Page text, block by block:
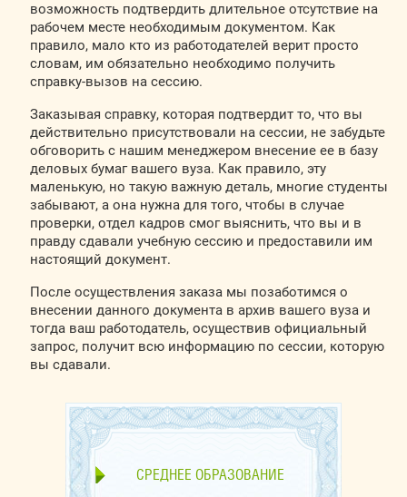
возможность подтвердить длительное отсутствие на
рабочем месте необходимым документом. Как
правило, мало кто из работодателей верит просто
словам, им обязательно необходимо получить
справку-вызов на сессию.
Заказывая справку, которая подтвердит то, что вы
действительно присутствовали на сессии, не забудьте
обговорить с нашим менеджером внесение ее в базу
деловых бумаг вашего вуза. Как правило, эту
маленькую, но такую важную деталь, многие студенты
забывают, а она нужна для того, чтобы в случае
проверки, отдел кадров смог выяснить, что вы и в
правду сдавали учебную сессию и предоставили им
настоящий документ.
После осуществления заказа мы позаботимся о
внесении данного документа в архив вашего вуза и
тогда ваш работодатель, осуществив официальный
запрос, получит всю информацию по сессии, которую
вы сдавали.
СРЕДНЕЕ ОБРАЗОВАНИЕ